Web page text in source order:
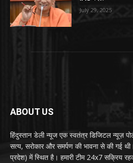
July 29, 2025
ABOUT US
हिंदुस्तान डेली न्यूज एक स्वतंत्र डिजिटल न्यूज़
सत्य, सरोकार और समर्पण की भावना से की गई
प्रदेश) में स्थित है। हमारी टीम 24x7 सक्रिय